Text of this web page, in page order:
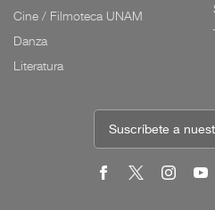
Cine / Filmoteca UNAM
Danza
Literatura
Suscríbete a